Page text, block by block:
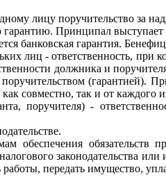
лицу поручительство за
Принципал выступает
банковская гарантия.
лиц - ответственность, при
должника и
(гарантией).
совместно, так и от каждого
поручителя) -
обеспечения
законодательства
передать имущество,